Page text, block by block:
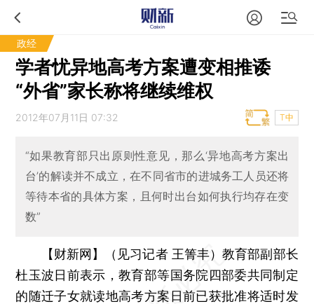
政经
学者忧异地高考方案遭变相推诿
“外省”家长称将继续维权
2012年07月11日 07:32 T中
“如果教育部只出原则性意见，那么‘异地高考方案出
台’的解读并不成立，在不同省市的进城务工人员还将
等待本省的具体方案，且何时出台如何执行均存在变
数”
【财新网】（见习记者 王箐丰）教育部副部长
杜玉波日前表示，教育部等国务院四部委共同制定
的随迁子女就读地高考方案日前已获批准将适时发